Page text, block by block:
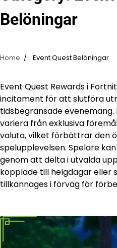
Belöningar
Home Event Quest Belöningar
Event Quest Rewards i
incitament för att slutföra
tidsbegränsade
variera från exklusiva
valuta, vilket förbättrar den
spelupplevelsen. Spelare
genom att delta i utvalda
kopplade till helgdagar eller
tillkännages i förväg för